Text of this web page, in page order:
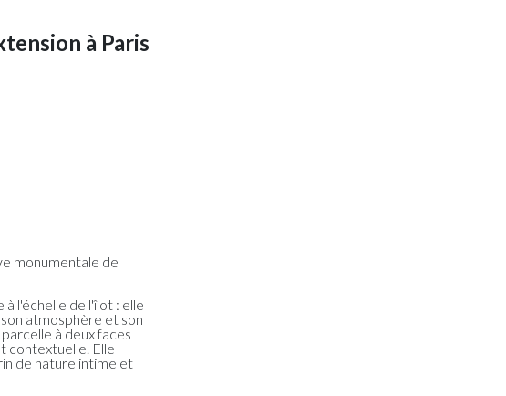
à Paris
monumentale de
l'échelle de l'îlot : elle
atmosphère et son
à deux faces
contextuelle. Elle
de nature intime et